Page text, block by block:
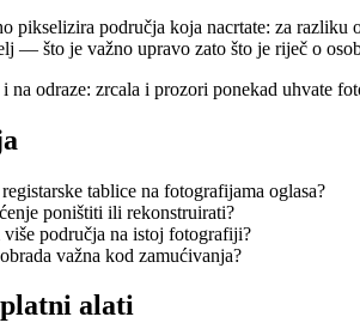
pikselizira područja koja nacrtate: za razliku
— što je važno upravo zato što je riječ o
na odraze: zrcala i prozori ponekad uhvate
tablice na fotografijama oglasa?
poništiti ili rekonstruirati?
područja na istoj fotografiji?
važna kod zamućivanja?
alati